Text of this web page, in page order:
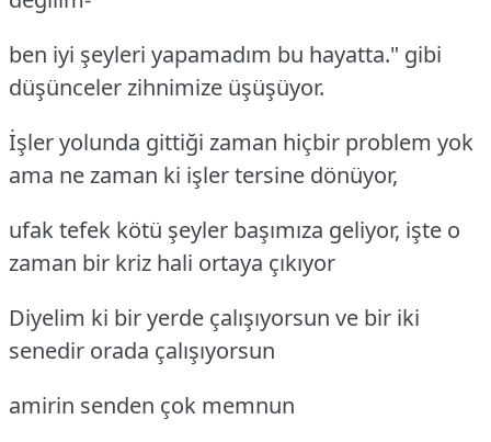
ben iyi şeyleri yapamadım bu hayatta." gibi
düşünceler zihnimize üşüşüyor.
İşler yolunda gittiği zaman hiçbir problem yok
ama ne zaman ki işler tersine dönüyor,
ufak tefek kötü şeyler başımıza geliyor, işte o
zaman bir kriz hali ortaya çıkıyor
Diyelim ki bir yerde çalışıyorsun ve bir iki
senedir orada çalışıyorsun
amirin senden çok memnun